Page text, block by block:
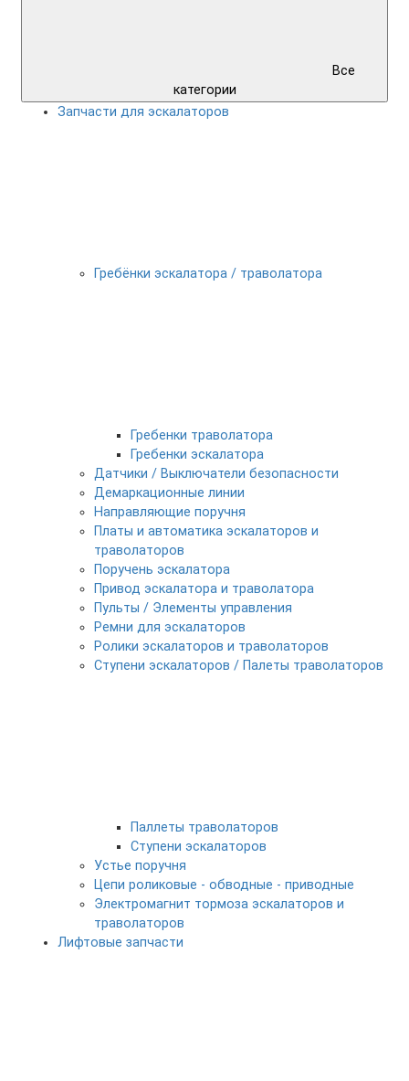
Все
категории
Запчасти для эскалаторов
Гребёнки эскалатора / траволатора
Гребенки траволатора
Гребенки эскалатора
Датчики / Выключатели безопасности
Демаркационные линии
Направляющие поручня
Платы и автоматика эскалаторов и
траволаторов
Поручень эскалатора
Привод эскалатора и траволатора
Пульты / Элементы управления
Ремни для эскалаторов
Ролики эскалаторов и траволаторов
Ступени эскалаторов / Палеты траволаторов
Паллеты траволаторов
Ступени эскалаторов
Устье поручня
Цепи роликовые - обводные - приводные
Электромагнит тормоза эскалаторов и
траволаторов
Лифтовые запчасти